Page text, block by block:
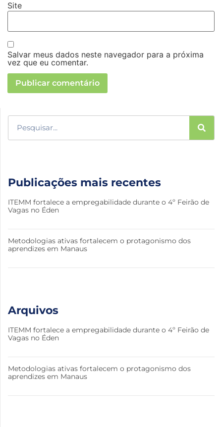
Site
Salvar meus dados neste navegador para a próxima
vez que eu comentar.
Publicações mais recentes
ITEMM fortalece a empregabilidade durante o 4º Feirão de
Vagas no Éden
Metodologias ativas fortalecem o protagonismo dos
aprendizes em Manaus
Arquivos
ITEMM fortalece a empregabilidade durante o 4º Feirão de
Vagas no Éden
Metodologias ativas fortalecem o protagonismo dos
aprendizes em Manaus